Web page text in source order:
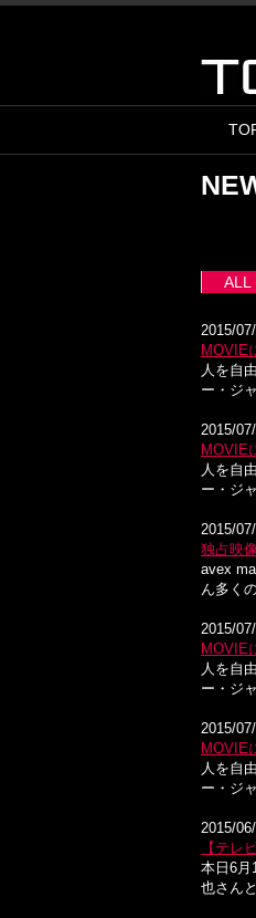
ALL
2015/
MOVIE
人を自
ー・ジ
2015/
MOVIE
人を自
ー・ジ
2015/
独占映
avex
ん多く
2015/
MOVIE
人を自
ー・ジ
2015/
MOVIE
人を自
ー・ジ
2015/
【テレ
本日6月
也さん